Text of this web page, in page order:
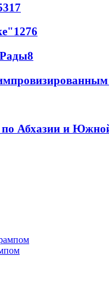
317
1276
Рады8
по Абхазии и